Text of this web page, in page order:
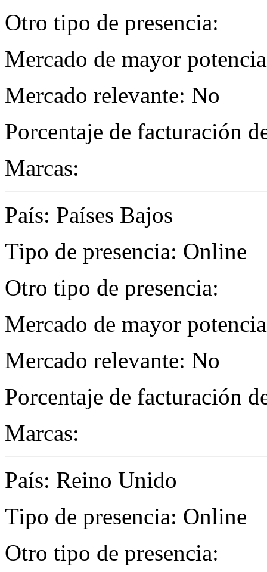
Otro tipo de presencia:
Mercado de mayor
Mercado relevante: No
Porcentaje de facturación
Marcas:
País: Países Bajos
Tipo de presencia: Online
Otro tipo de presencia:
Mercado de mayor
Mercado relevante: No
Porcentaje de facturación
Marcas:
País: Reino Unido
Tipo de presencia: Online
Otro tipo de presencia: